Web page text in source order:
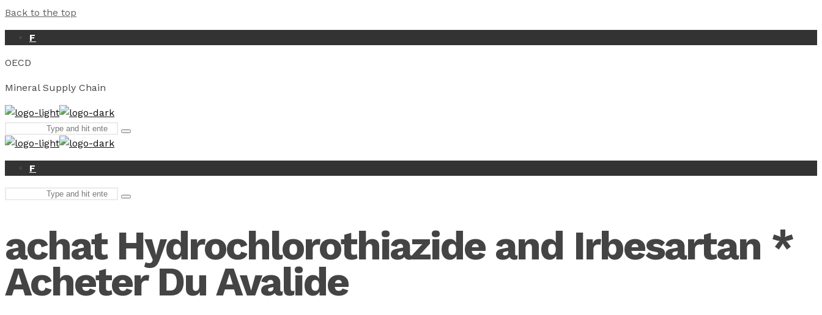
Back to the top
F
OECD
Mineral Supply Chain
for:
Type
enter
F
Type
achat Hydrochlorothiazide and Irbesartan *
Acheter Du Avalide